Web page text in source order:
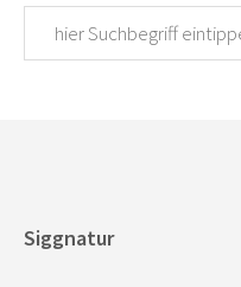
Siggnatur